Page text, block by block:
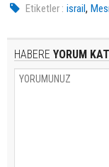
Etiketler : israil,
HABERE YORUM KAT